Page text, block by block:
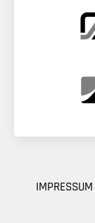
IMPRESSUM